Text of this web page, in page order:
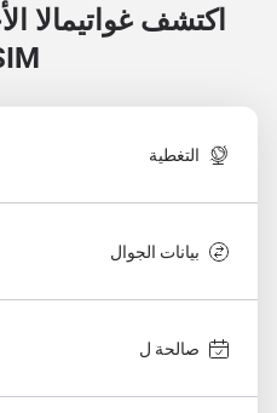
اكتشف غواتيمالا
التغطية
بيانات الجوال
صالحة ل